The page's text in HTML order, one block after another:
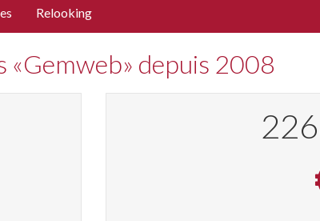
Relooking
«Gemweb» depuis 2008